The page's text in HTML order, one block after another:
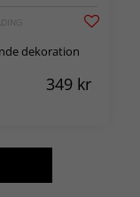
dekoration
349 kr